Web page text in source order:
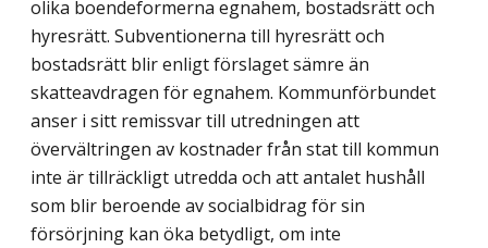
olika boendeformerna egnahem, bostadsrätt och
hyresrätt. Subventionerna till hyresrätt och
bostadsrätt blir enligt förslaget sämre än
skatteavdragen för egnahem. Kommunförbundet
anser i sitt remissvar till utredningen att
övervältringen av kostnader från stat till kommun
inte är tillräckligt utredda och att antalet hushåll
som blir beroende av socialbidrag för sin
försörjning kan öka betydligt, om inte